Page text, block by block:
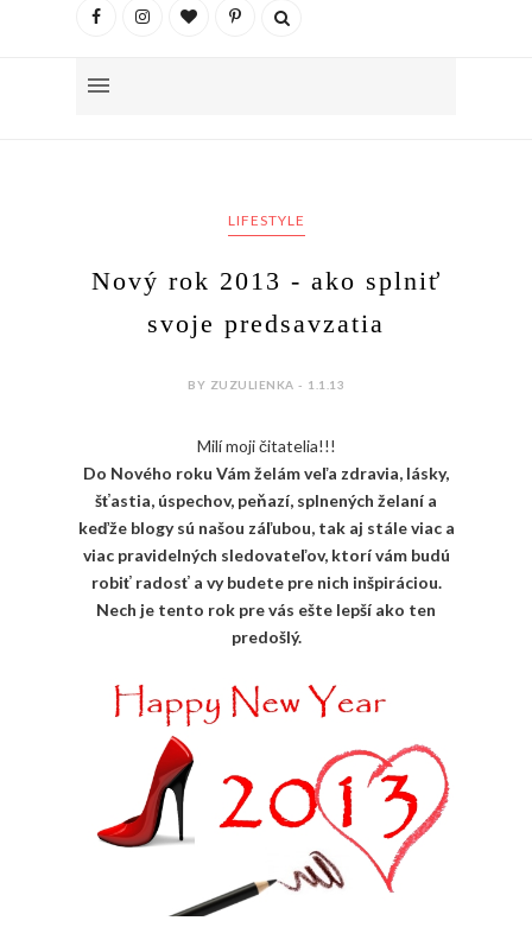
LIFESTYLE
Nový rok 2013 - ako splniť
svoje predsavzatia
BY ZUZULIENKA - 1.1.13
Milí moji čitatelia!!!
Do Nového roku Vám želám veľa zdravia, lásky,
šťastia, úspechov, peňazí, splnených želaní a
keďže blogy sú našou záľubou, tak aj stále viac a
viac pravidelných sledovateľov, ktorí vám budú
robiť radosť a vy budete pre nich inšpiráciou.
Nech je tento rok pre vás ešte lepší ako ten
predošlý.